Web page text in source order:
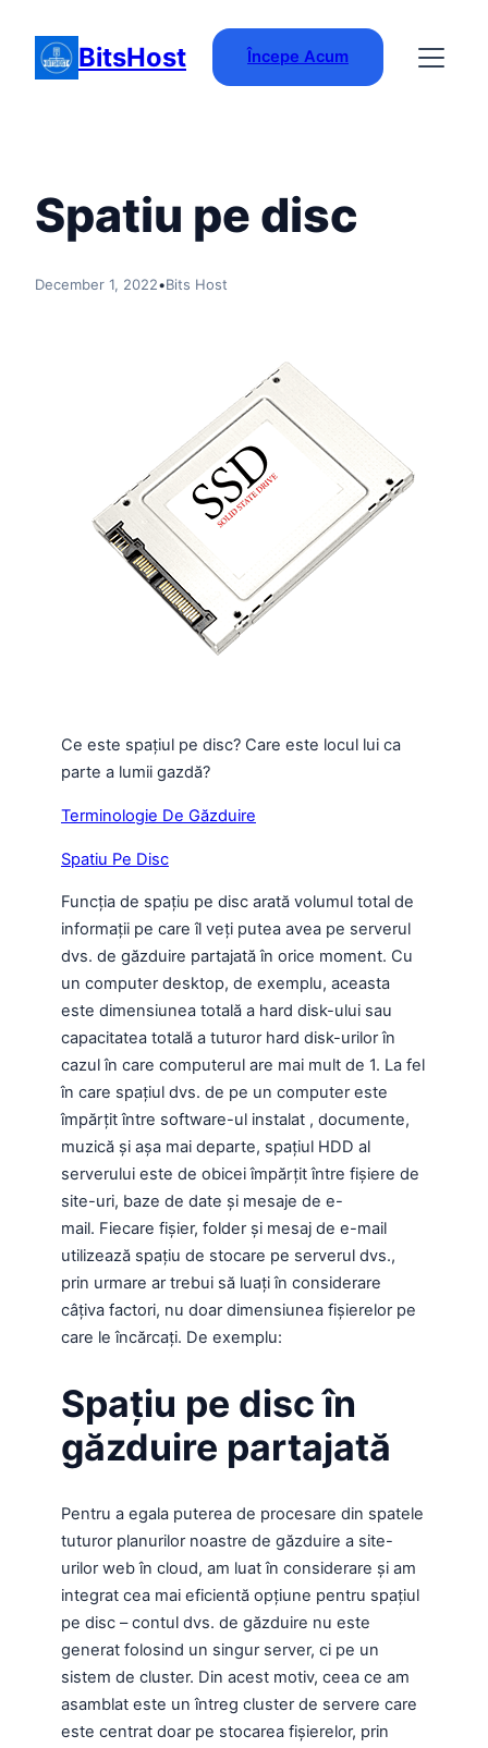
content
BitsHost Începe Acum
Spatiu pe disc
December 1, 2022•Bits Host
Ce este spațiul pe disc? Care este locul lui ca
parte a lumii gazdă?
Terminologie De Găzduire
Spatiu Pe Disc
Funcția de spațiu pe disc arată volumul total de
informații pe care îl veți putea avea pe serverul
dvs. de găzduire partajată în orice moment. Cu
un computer desktop, de exemplu, aceasta
este dimensiunea totală a hard disk-ului sau
capacitatea totală a tuturor hard disk-urilor în
cazul în care computerul are mai mult de 1. La fel
în care spațiul dvs. de pe un computer este
împărțit între software-ul instalat , documente,
muzică și așa mai departe, spațiul HDD al
serverului este de obicei împărțit între fișiere de
site-uri, baze de date și mesaje de e-
mail. Fiecare fișier, folder și mesaj de e-mail
utilizează spațiu de stocare pe serverul dvs.,
prin urmare ar trebui să luați în considerare
câțiva factori, nu doar dimensiunea fișierelor pe
care le încărcați. De exemplu:
Spațiu pe disc în
găzduire partajată
Pentru a egala puterea de procesare din spatele
tuturor planurilor noastre de găzduire a site-
urilor web în cloud, am luat în considerare și am
integrat cea mai eficientă opțiune pentru spațiul
pe disc – contul dvs. de găzduire nu este
generat folosind un singur server, ci pe un
sistem de cluster. Din acest motiv, ceea ce am
asamblat este un întreg cluster de servere care
este centrat doar pe stocarea fișierelor, prin